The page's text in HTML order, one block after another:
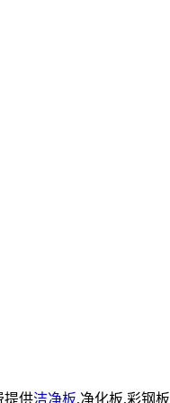
提供洁净板,净化板,彩钢